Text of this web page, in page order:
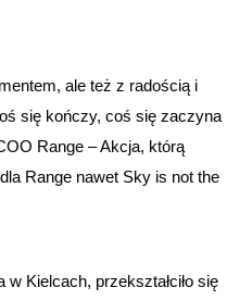
ale też z radością i
się kończy, coś się zaczyna
Range – Akcja, którą
Range nawet Sky is not the
w Kielcach, przekształciło się